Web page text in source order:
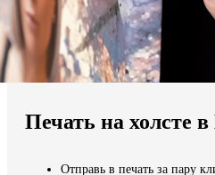
Мы доставляем по всему миру
Печать на холсте
Отправь в печать за пару